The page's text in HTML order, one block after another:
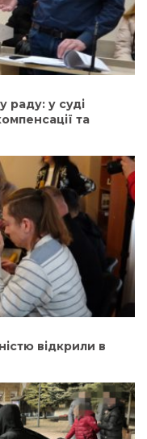
раду: у суді
та
відкрили в